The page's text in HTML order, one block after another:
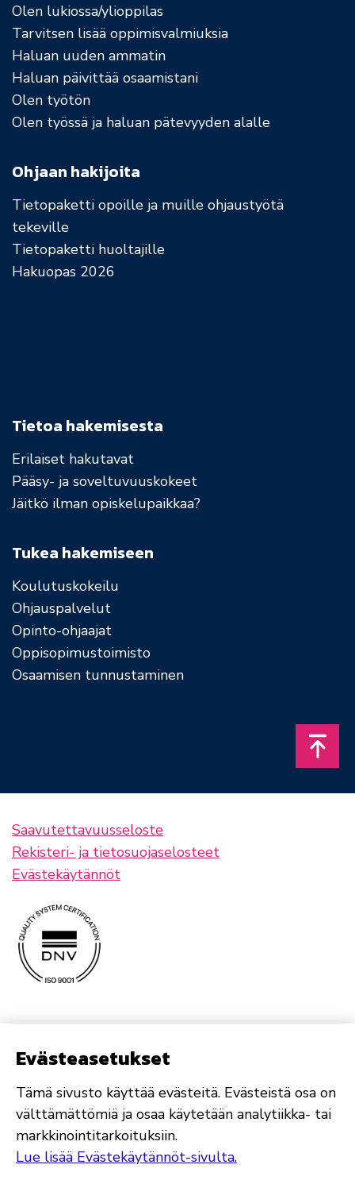
Olen lukiossa/ylioppilas
Tarvitsen lisää oppimisvalmiuksia
Haluan uuden ammatin
Haluan päivittää osaamistani
Olen työtön
Olen työssä ja haluan pätevyyden alalle
Ohjaan hakijoita
Tietopaketti opoille ja muille ohjaustyötä
tekeville
Tietopaketti huoltajille
Hakuopas 2026
Tietoa hakemisesta
Erilaiset hakutavat
Pääsy- ja soveltuvuuskokeet
Jäitkö ilman opiskelupaikkaa?
Tukea hakemiseen
Koulutuskokeilu
Ohjauspalvelut
Opinto-ohjaajat
Oppisopimustoimisto
Osaamisen tunnustaminen
Saavutettavuusseloste
Rekisteri- ja tietosuojaselosteet
Evästekäytännöt
Evästeasetukset
Tämä sivusto käyttää evästeitä. Evästeistä osa on
välttämättömiä ja osaa käytetään analytiikka- tai
markkinointitarkoituksiin.
Lue lisää Evästekäytännöt-sivulta.